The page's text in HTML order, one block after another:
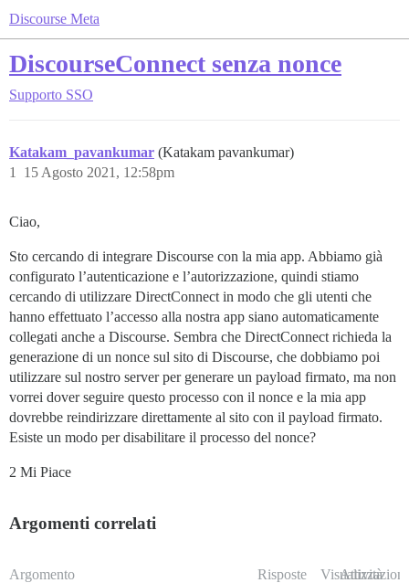
Discourse Meta
DiscourseConnect senza nonce
Supporto SSO
Katakam_pavankumar (Katakam pavankumar)
15 Agosto 2021, 12:58pm
1
Ciao,
Sto cercando di integrare Discourse con la mia app. Abbiamo già
configurato l’autenticazione e l’autorizzazione, quindi stiamo
cercando di utilizzare DirectConnect in modo che gli utenti che
hanno effettuato l’accesso alla nostra app siano automaticamente
collegati anche a Discourse. Sembra che DirectConnect richieda la
generazione di un nonce sul sito di Discourse, che dobbiamo poi
utilizzare sul nostro server per generare un payload firmato, ma non
vorrei dover seguire questo processo con il nonce e la mia app
dovrebbe reindirizzare direttamente al sito con il payload firmato.
Esiste un modo per disabilitare il processo del nonce?
2 Mi Piace
Argomenti correlati
Argomento Risposte Visualizzazioni
Attività